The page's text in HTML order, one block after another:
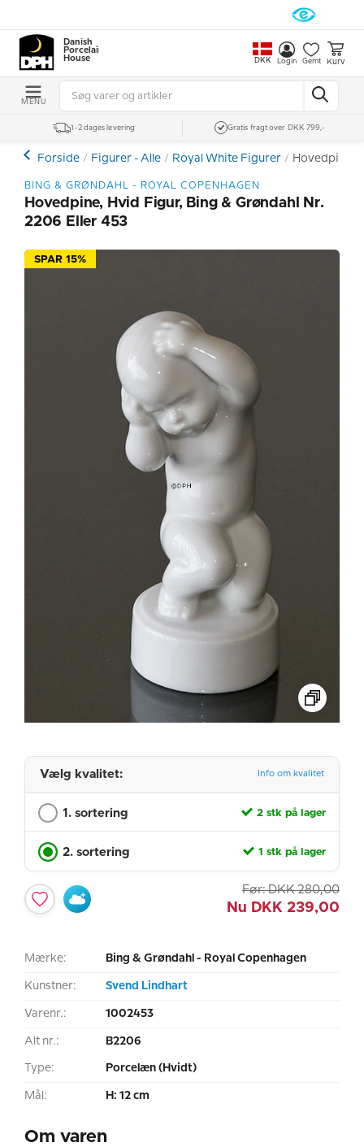
Danish
Porcelain
House
DKK Login Gemt Kurv
MENU
1-2 dages levering Gratis fragt over DKK 799,-
Forside Figurer - Alle Royal White Figurer Hovedpine,
BING & GRØNDAHL - ROYAL COPENHAGEN
Hovedpine, Hvid Figur, Bing & Grøndahl Nr.
2206 Eller 453
SPAR 15%
Vælg kvalitet: Info om kvalitet
1. sortering 2 stk på lager
2. sortering 1 stk på lager
Før: DKK 280,00
Nu DKK 239,00
Mærke: Bing & Grøndahl - Royal Copenhagen
Kunstner: Svend Lindhart
Varenr.: 1002453
Alt nr.: B2206
Type: Porcelæn (Hvidt)
Mål: H: 12 cm
Om varen